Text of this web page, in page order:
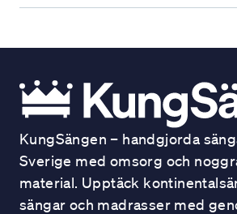
KungSängen – handgjorda
Sverige med omsorg och
material. Upptäck
sängar och madrasser med